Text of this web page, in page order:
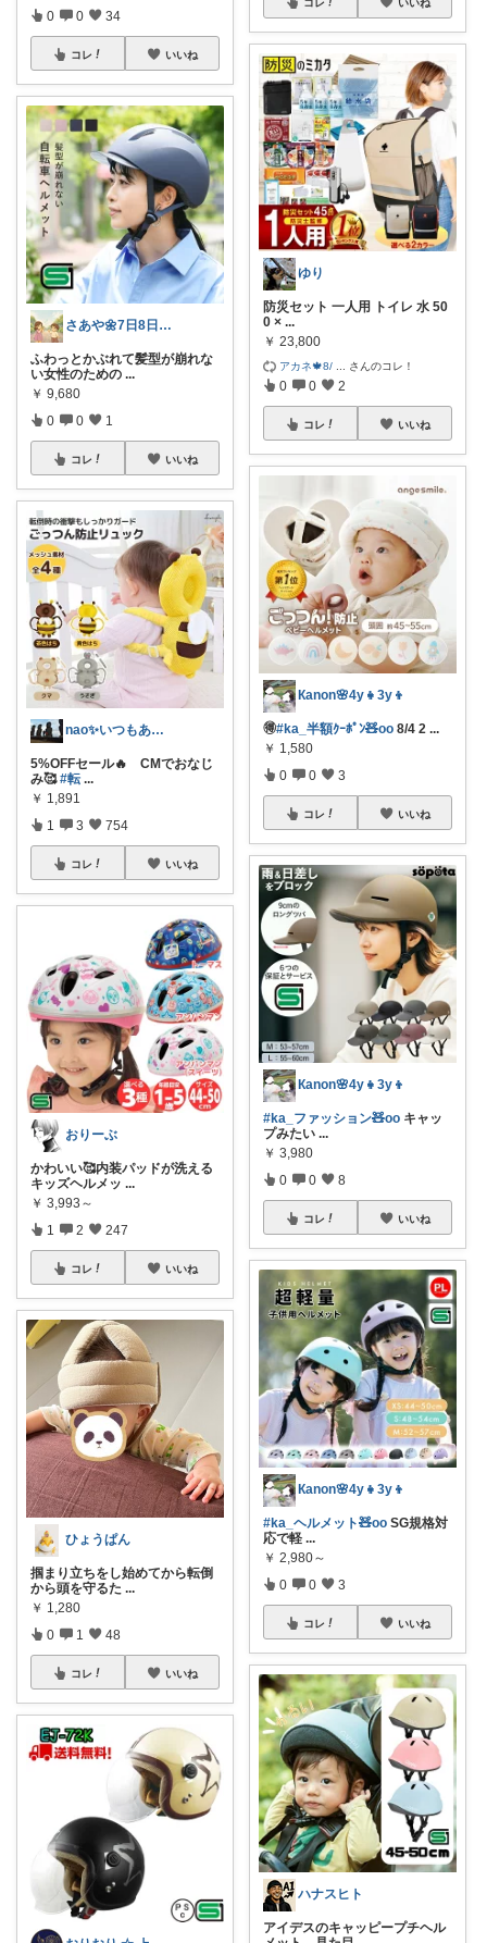
0 0 34
コレ いいね
さあや🌼7日8日有難うございます
ふわっとかぶれて髪型が崩れな
い女性のための ...
￥ 9,680
0 0 1
コレ いいね
nao✨いつもありがとう😊
5%OFFセール🔥 CMでおなじ
み🥰#転 ...
￥ 1,891
1 3 754
コレ いいね
おりーぶ
かわいい🥰内装パッドが洗える
キッズヘルメッ ...
￥ 3,993～
1 2 247
コレ いいね
ひょうぱん
掴まり立ちをし始めてから転倒
から頭を守るた ...
￥ 1,280
0 1 48
コレ いいね
ゆり
防災セット 一人用 トイレ 水 50
0 × ...
￥ 23,800
アカネ🍁8/ さんのコレ！
0 0 2
コレ いいね
Кanon🌸4y👧3y👦
🉐#ka_半額ｸｰﾎﾟﾝ🧸oo 8/4 2 ...
￥ 1,580
0 0 3
コレ いいね
Кanon🌸4y👧3y👦
#ka_ファッション🧸oo キャッ
プみたい ...
￥ 3,980
0 0 8
コレ いいね
Кanon🌸4y👧3y👦
#ka_ヘルメット🧸oo SG規格対
応で軽 ...
￥ 2,980～
0 0 3
コレ いいね
ハナスヒト
アイデスのキャッピープチヘル